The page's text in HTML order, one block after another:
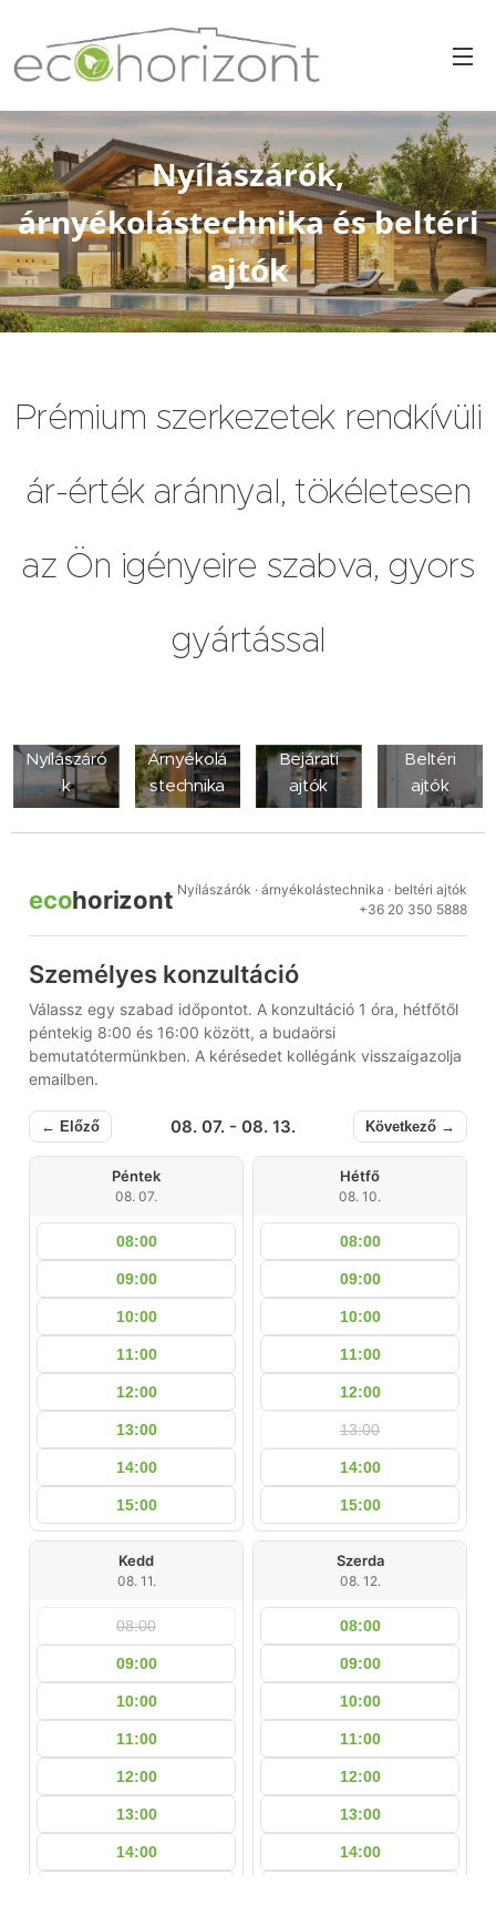
Nyílászárók,
árnyékolástechnika és beltéri
ajtók
Prémium szerkezetek rendkívüli
ár-érték aránnyal, tökéletesen
az Ön igényeire szabva, gyors
gyártással
Nyílászáró
k
Árnyékolá
stechnika
Bejárati
ajtók
Beltéri
ajtók